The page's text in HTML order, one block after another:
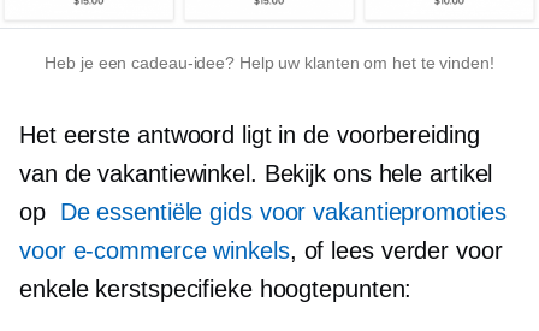
Heb je een cadeau-idee? Help uw klanten om het te vinden!
Het eerste antwoord ligt in de voorbereiding
van de vakantiewinkel. Bekijk ons ​​hele artikel
op De essentiële gids voor vakantiepromoties
voor e-commerce winkels, of lees verder voor
enkele kerstspecifieke hoogtepunten: